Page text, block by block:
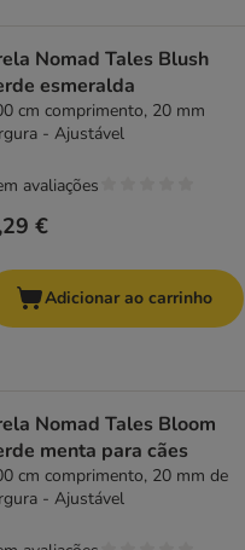
Nomad Tales Blush
esmeralda
cm comprimento, 20 mm
- Ajustável
€
avaliações
Adicionar ao carrinho
Nomad Tales Bloom
menta para cães
cm comprimento, 20 mm de
- Ajustável